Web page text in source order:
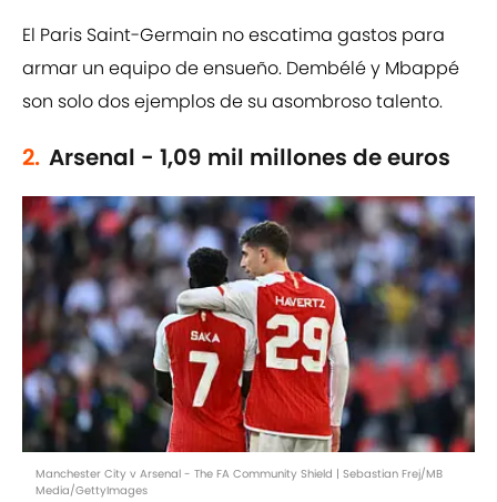
El Paris Saint-Germain no escatima gastos para
armar un equipo de ensueño. Dembélé y Mbappé
son solo dos ejemplos de su asombroso talento.
2. Arsenal - 1,09 mil millones de euros
Manchester City v Arsenal - The FA Community Shield | Sebastian Frej/MB
Media/GettyImages